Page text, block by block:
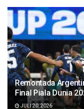
Remontada
Final Piala Dunia
JULI 20, 2026